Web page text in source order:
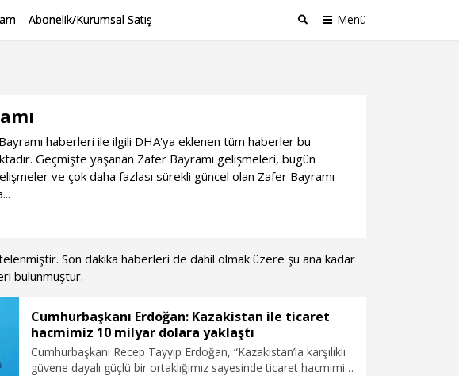
Abonelik/Kurumsal Satış Menü
haberleri ile ilgili DHA'ya eklenen tüm haberler bu
Geçmişte yaşanan Zafer Bayramı gelişmeleri, bugün
ve çok daha fazlası sürekli güncel olan Zafer Bayramı
Son dakika haberleri de dahil olmak üzere şu ana kadar
bulunmuştur.
Cumhurbaşkanı Erdoğan: Kazakistan ile ticaret
hacmimiz 10 milyar dolara yaklaştı
Cumhurbaşkanı Recep Tayyip Erdoğan, “Kazakistan’la karşılıklı
güvene dayalı güçlü bir ortaklığımız sayesinde ticaret hacmimiz